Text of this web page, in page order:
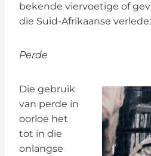
bekende viervoetige of
die Suid-Afrikaanse verlede:
Perde
Die gebruik
van perde in
oorloë het
tot in die
onlangse